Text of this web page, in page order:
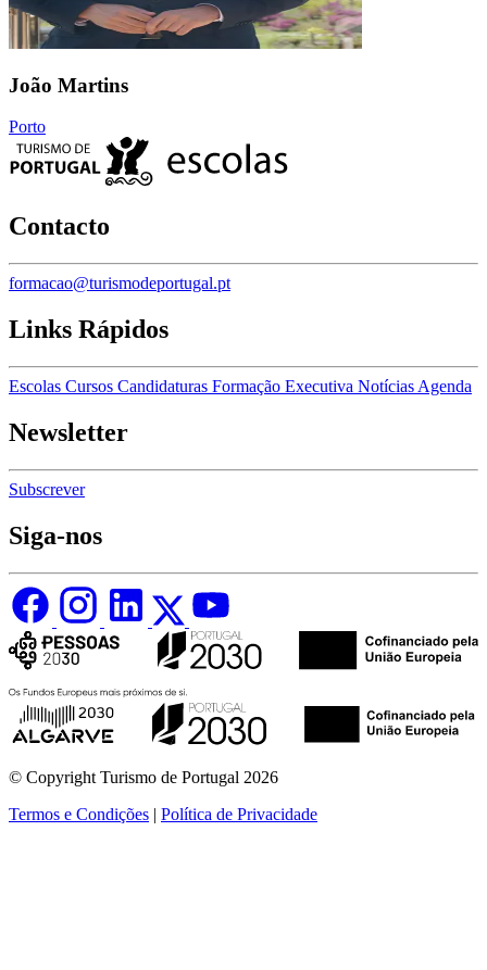
João Martins
Porto
Contacto
formacao@turismodeportugal.pt
Links Rápidos
Escolas Cursos Candidaturas Formação Executiva Notícias Agenda
Newsletter
Subscrever
Siga-nos
© Copyright Turismo de Portugal 2026
Termos e Condições | Política de Privacidade